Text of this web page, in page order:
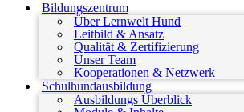
Bildungszentrum
Über Lernwelt Hund
Leitbild & Ansatz
Qualität & Zertifizierung
Unser Team
Kooperationen & Netzwerk
Schulhundausbildung
Ausbildungs Überblick